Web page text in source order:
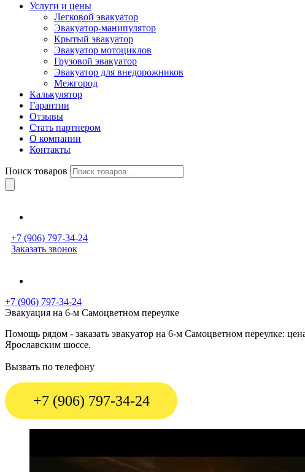
Услуги и цены
Легковой эвакуатор
Эвакуатор-манипулятор
Крытый эвакуатор
Эвакуатор мотоциклов
Грузовой эвакуатор
Эвакуатор для внедорожников
Межгород
Калькулятор
Гарантии
Отзывы
Стать партнером
О компании
Контакты
Поиск товаров
+7 (906) 797-34-24
Заказать звонок
+7 (906) 797-34-24
Эвакуация на 6-м Самоцветном переулке
Помощь рядом - заказать эвакуатор на 6-м Самоцветном переулке:
Ярославским шоссе.
Вызвать по телефону
+7 (906) 797-34-24